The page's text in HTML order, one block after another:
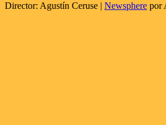
Director: Agustín Ceruse | Newsphere por